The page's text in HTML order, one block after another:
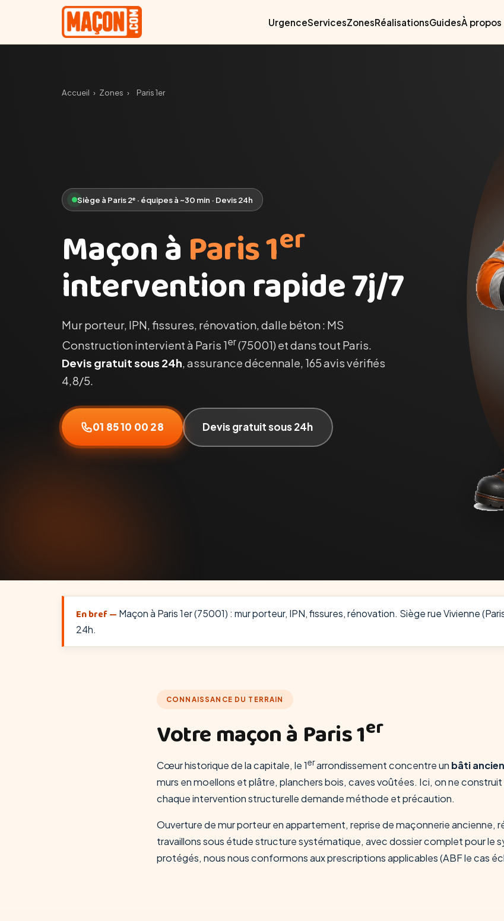
UrgenceServicesZonesRéalisationsGuidesÀ propos
Accueil › Zones › Paris 1er
Siège à Paris 2ᵉ · équipes à ~30 min · Devis 24h
Maçon àParis 1er
intervention rapide 7j/7
Mur porteur, IPN, fissures, rénovation, dalle béton : MS
Construction intervient à Paris 1er(75001) et dans tout Paris.
Devis gratuit sous 24h, assurance décennale, 165 avis vérifiés
4,8/5.
01 85 10 00 28 Devis gratuit sous 24h
En bref — Maçon à Paris 1er (75001) : mur porteur, IPN, fissures, rénovation. Siège rue Vivienne
24h.
CONNAISSANCE DU TERRAIN
Votre maçon à Paris 1er
Cœur historique de la capitale, le 1erarrondissement concentre un bâti
murs en moellons et plâtre, planchers bois, caves voûtées. Ici, on ne
chaque intervention structurelle demande méthode et précaution.
Ouverture de mur porteur en appartement, reprise de maçonnerie ancienne,
travaillons sous étude structure systématique, avec dossier complet pour le
protégés, nous nous conformons aux prescriptions applicables (ABF le cas